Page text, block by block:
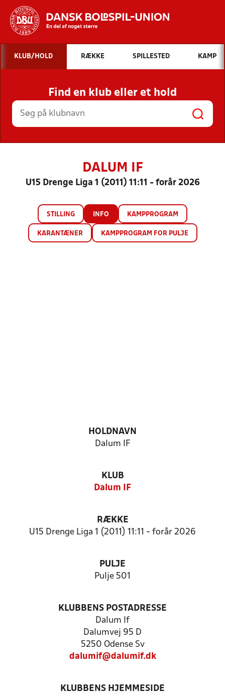
Hvad vil du søge efter?
INDHOLD OG NYHEDER
STILLINGER, RESULTATER, KLUBBER OG
HOLD
KLUB/HOLD RÆKKE SPILLESTED KAMP
Find en klub eller et hold
DALUM IF
U15 Drenge Liga 1 (2011) 11:11 - forår 2026
STILLING INFO KAMPPROGRAM
KARANTÆNER KAMPPROGRAM FOR PULJE
HOLDNAVN
Dalum IF
KLUB
Dalum IF
RÆKKE
U15 Drenge Liga 1 (2011) 11:11 - forår 2026
PULJE
Pulje 501
KLUBBENS POSTADRESSE
Dalum If
Dalumvej 95 D
5250 Odense Sv
dalumif@dalumif.dk
KLUBBENS HJEMMESIDE